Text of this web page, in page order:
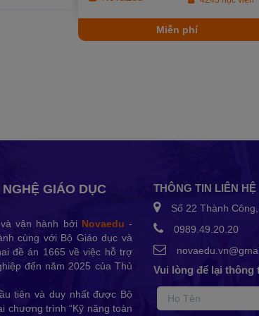
đó? Nếu chưa đồng cảm, hãy cứ click
vào? biết đâu, một idea trong đó. hí hí
Miễn phí
GIÁO DỤC
vận hành bởi Novaedu -
cùng với Bộ Giáo dục và
đề án 1665 về việc hỗ trợ
đến năm 2025 của Thủ
tiên và duy nhất được Bộ
chương trình “Kỹ năng toàn
THÔNG TIN LIÊN HỆ
Số 22 Thành
0989.49.20.20
Vui lòng để lại